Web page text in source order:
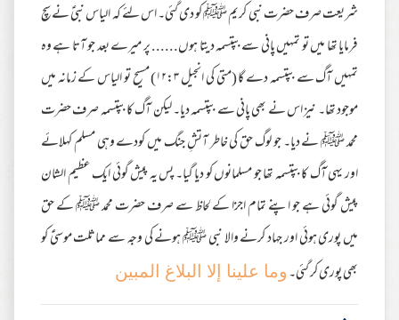
شریعت صرف حضرت نبی کریم ﷺ کو دی گئی۔ اس لئے کہ الیاس نبیؑ نے سچ
فرمایا تھا میں تو تمہیں پانی سے بپتسمہ دیتا ہوں...... پر میرے بعد جو آتا ہے وہ
تمہیں آگ سے بپتسمہ دے گا (متی کی انجیل ۱۲:۳) مسیح تو الیاس کے زمانہ میں
موجود تھا۔ نیز اس نے بھی پانی سے بپتسمہ دیا۔ لیکن آگ کا بپتسمہ صرف حضرت
محمد ﷺ نے دیا۔ جو لوگ حق کی خاطر آتشِ جنگ میں کودے وہی مسلم کہلائے
اور یہی آگ کا بپتسمہ تھا جو مسلمانوں کو دیا گیا۔ پس یہ پیش گوئی ایک عظیم الشان
پیش گوئی ہے جو اپنے تمام اجزا کے لحاظ سے صرف حضرت محمد ﷺ کے حق
میں پوری ہوئی اور جہاد کرنے والا نبی ﷺ ہونے کی وجہ سے مماثلت موسیٰؑ کو
بھی پوری کر گئی۔ وما علینا إلا البلاغ المبین